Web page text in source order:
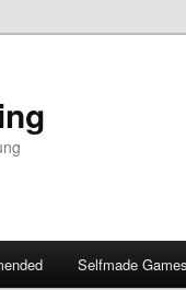
Selfmade Games